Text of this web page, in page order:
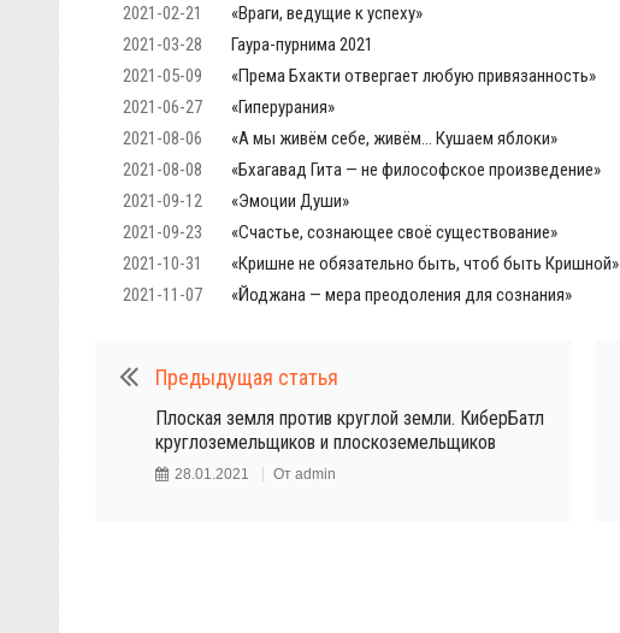
2021-02-21
«Враги, ведущие к успеху»
2021-03-28
Гаура-пурнима 2021
2021-05-09
«Према Бхакти отвергает любую привязанность»
2021-06-27
«Гиперурания»
2021-08-06
«А мы живём себе, живём… Кушаем яблоки»
2021-08-08
«Бхагавад Гита — не философское произведение»
2021-09-12
«Эмоции Души»
2021-09-23
«Счастье, сознающее своё существование»
2021-10-31
«Кришне не обязательно быть, чтоб быть Кришной»
2021-11-07
«Йоджана — мера преодоления для сознания»
Предыдущая статья
Плоская земля против круглой земли. КиберБатл
круглоземельщиков и плоскоземельщиков
28.01.2021 От admin